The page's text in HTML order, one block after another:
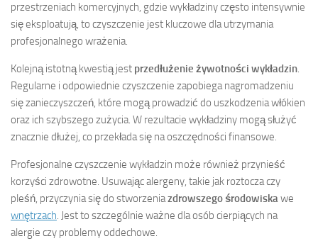
przestrzeniach komercyjnych, gdzie wykładziny często intensywnie
się eksploatują, to czyszczenie jest kluczowe dla utrzymania
profesjonalnego wrażenia.
Kolejną istotną kwestią jest przedłużenie żywotności wykładzin.
Regularne i odpowiednie czyszczenie zapobiega nagromadzeniu
się zanieczyszczeń, które mogą prowadzić do uszkodzenia włókien
oraz ich szybszego zużycia. W rezultacie wykładziny mogą służyć
znacznie dłużej, co przekłada się na oszczędności finansowe.
Profesjonalne czyszczenie wykładzin może również przynieść
korzyści zdrowotne. Usuwając alergeny, takie jak roztocza czy
pleśń, przyczynia się do stworzeniazdrowszego środowiskawe
wnętrzach. Jest to szczególnie ważne dla osób cierpiących na
alergie czy problemy oddechowe.